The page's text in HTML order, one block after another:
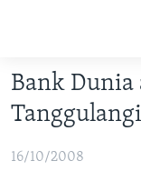
Akses
Lanjut
ke
Konten
DUNIA
VIDEO
Bank Dunia
16/10/2008